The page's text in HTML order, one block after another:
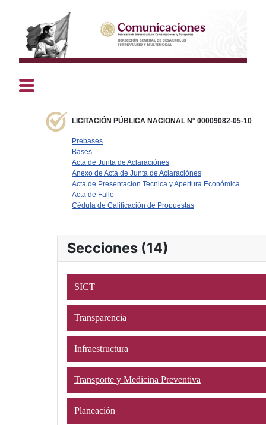
LICITACIÓN PÚBLICA NACIONAL N° 00009082-05-10
Prebases
Bases
Acta de Junta de Aclaraciónes
Anexo de Acta de Junta de Aclaraciónes
Acta de Presentacion Tecnica y Apertura Económica
Acta de Fallo
Cédula de Calificación de Propuestas
Secciones (14)
SICT
Transparencia
Infraestructura
Transporte y Medicina Preventiva
Planeación